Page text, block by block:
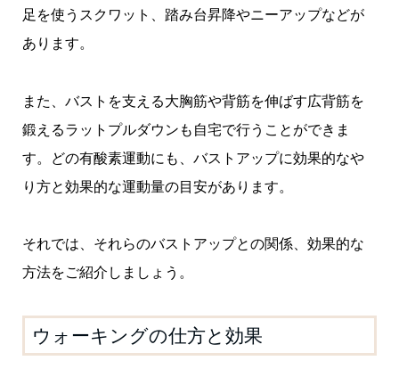
足を使うスクワット、踏み台昇降やニーアップなどが
あります。
また、バストを支える大胸筋や背筋を伸ばす広背筋を
鍛えるラットプルダウンも自宅で行うことができま
す。どの有酸素運動にも、バストアップに効果的なや
り方と効果的な運動量の目安があります。
それでは、それらのバストアップとの関係、効果的な
方法をご紹介しましょう。
ウォーキングの仕方と効果